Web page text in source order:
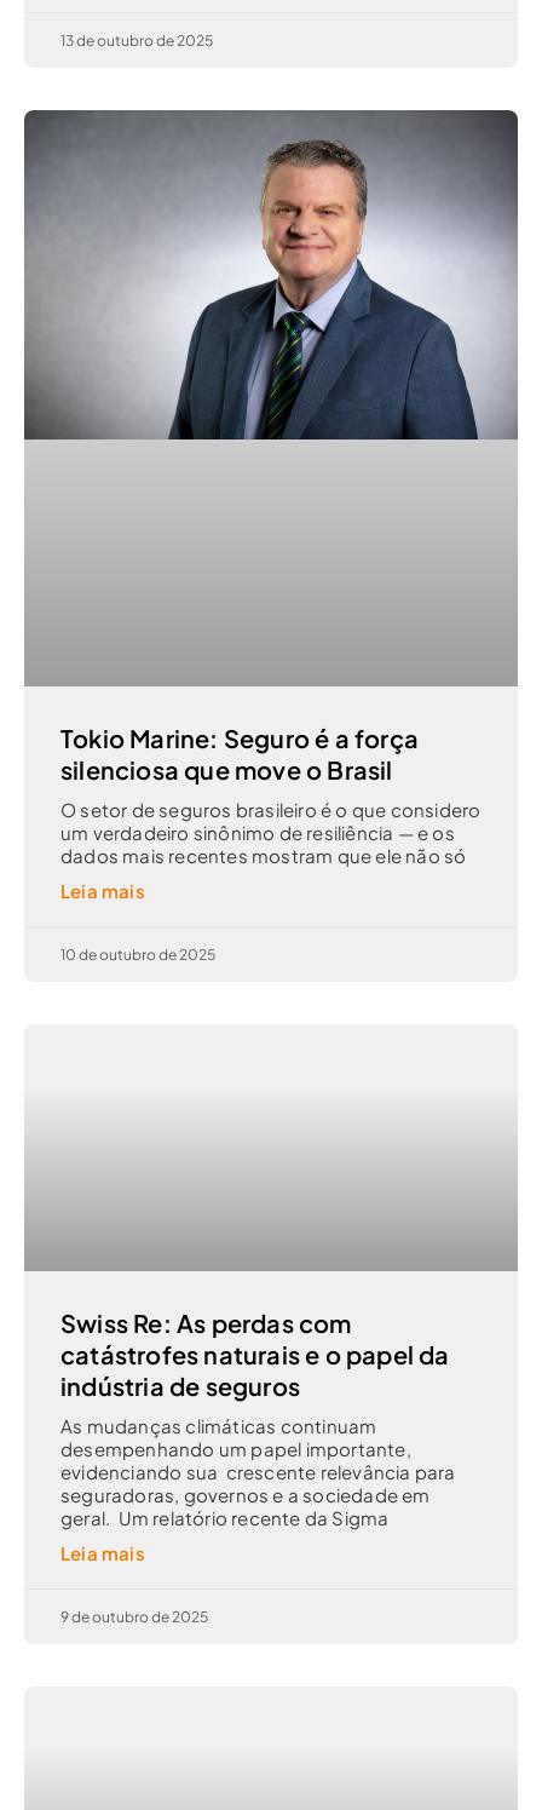
13 de outubro de 2025
Tokio Marine: Seguro é a força
silenciosa que move o Brasil
O setor de seguros brasileiro é o que considero
um verdadeiro sinônimo de resiliência — e os
dados mais recentes mostram que ele não só
Leia mais
10 de outubro de 2025
Swiss Re: As perdas com
catástrofes naturais e o papel da
indústria de seguros
As mudanças climáticas continuam
desempenhando um papel importante,
evidenciando sua crescente relevância para
seguradoras, governos e a sociedade em
geral. Um relatório recente da Sigma
Leia mais
9 de outubro de 2025